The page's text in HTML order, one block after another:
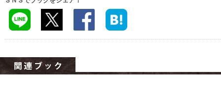
大学・専門学校ナビ
ハイスクールナビ
いきebooks